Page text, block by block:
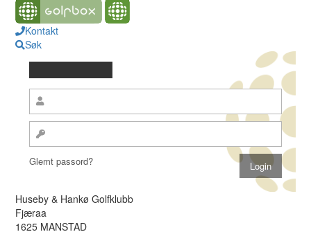
Kontakt
Søk
Glemt passord?
Huseby & Hankø Golfklubb
Fjæraa
1625 MANSTAD